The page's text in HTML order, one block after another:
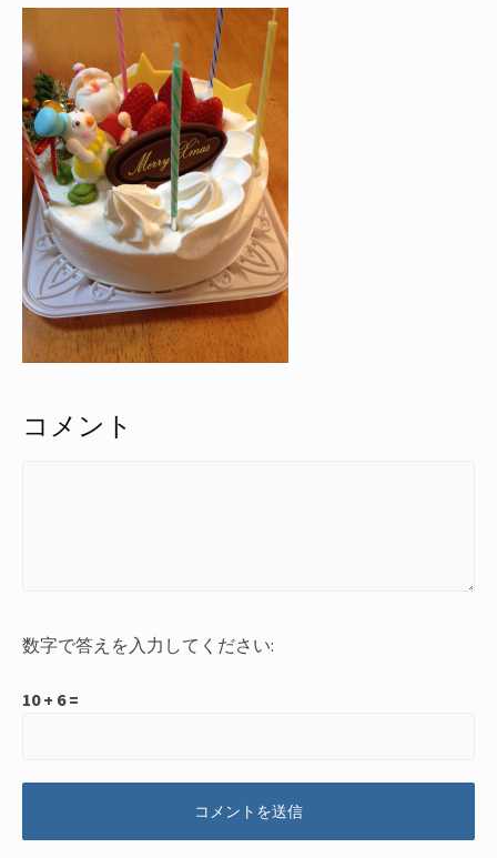
コメント
数字で答えを入力してください:
10 + 6 =